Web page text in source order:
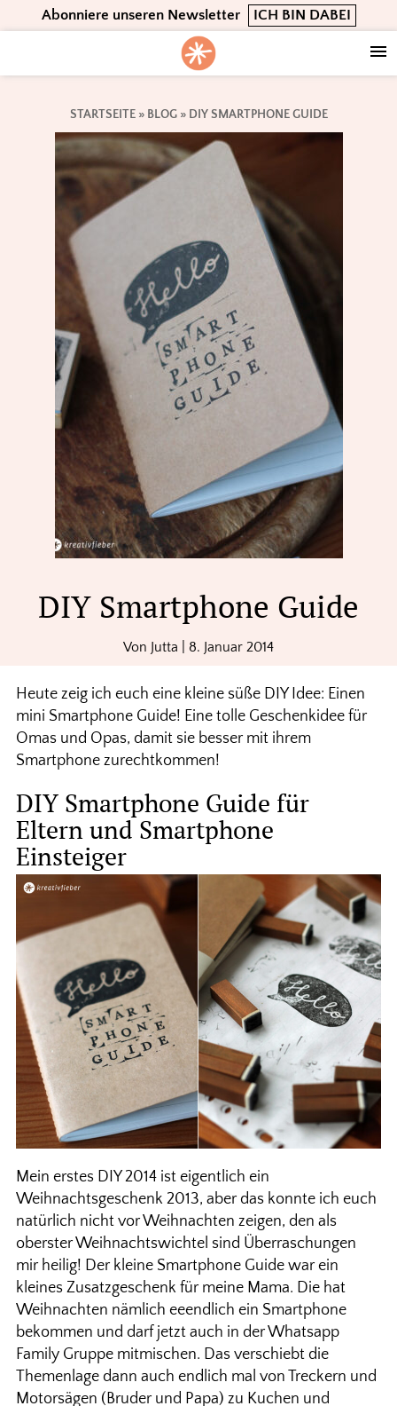
to
navigation
to
content
to
Abonniere unseren Newsletter ICH BIN DABEI
STARTSEITE» BLOG» DIY SMARTPHONE GUIDE
DIY Smartphone Guide
Von Jutta 8. Januar 2014
Heute zeig ich euch eine kleine süße DIY Idee: Einen
mini Smartphone Guide! Eine tolle Geschenkidee für
Omas und Opas, damit sie besser mit ihrem
Smartphone zurechtkommen!
DIY Smartphone Guide für
Eltern und Smartphone
Einsteiger
Mein erstes DIY 2014 ist eigentlich ein
Weihnachtsgeschenk 2013, aber das konnte ich euch
natürlich nicht vor Weihnachten zeigen, den als
oberster Weihnachtswichtel sind Überraschungen
mir heilig! Der kleine Smartphone Guide war ein
kleines Zusatzgeschenk für meine Mama. Die hat
Weihnachten nämlich eeendlich ein Smartphone
bekommen und darf jetzt auch in der Whatsapp
Family Gruppe mitmischen. Das verschiebt die
Themenlage dann auch endlich mal von Treckern und
Motorsägen (Bruder und Papa) zu Kuchen und